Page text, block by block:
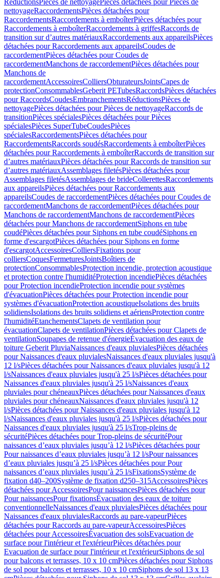
RéductionsPièces de nettoyagePièces détachées pour Pièces de
nettoyageRaccordementsPièces détachées pour
RaccordementsRaccordements à emboîterPièces détachées pour
Raccordements à emboîterRaccordements à griffesRaccords de
transition sur d’autres matériauxRaccordements aux appareilsPièces
détachées pour Raccordements aux appareilsCoudes de
raccordementPièces détachées pour Coudes de
raccordementManchons de raccordementPièces détachées pour
Manchons de
raccordementAccessoiresColliersObturateursJointsCapes de
protectionConsommablesGeberit PETubesRaccordsPièces détachées
pour RaccordsCoudesEmbranchementsRéductionsPièces de
nettoyagePièces détachées pour Pièces de nettoyageRaccords de
transitionPièces spécialesPièces détachées pour Pièces
spécialesPièces SuperTubeCoudesPièces
spécialesRaccordementsPièces détachées pour
RaccordementsRaccords soudésRaccordements à emboîterPièces
détachées pour Raccordements à emboîterRaccords de transition sur
d’autres matériauxPièces détachées pour Raccords de transition sur
d’autres matériauxAssemblages filetésPièces détachées pour
Assemblages filetésAssemblages de brideCollerettesRaccordements
aux appareilsPièces détachées pour Raccordements aux
appareilsCoudes de raccordementPièces détachées pour Coudes de
raccordementManchons de raccordementPièces détachées pour
Manchons de raccordementManchons de raccordementPièces
détachées pour Manchons de raccordementSiphons en tube
coudéPièces détachées pour Siphons en tube coudéSiphons en
forme d'escargotPièces détachées pour Siphons en forme
d'escargotAccessoiresColliersFixations pour
colliersCoquesFermeturesJointsBoîtiers de
protectionConsommablesProtection incendie, protection acoustique
et protection contre l'humiditéProtection incendiePièces détachées
pour Protection incendieProtection incendie pour systèmes
d'évacuationPièces détachées pour Protection incendie pour
systèmes d'évacuationProtection acoustiqueIsolations des bruits
solidiensIsolations des bruits solidiens et aériensProtection contre
l'humiditéEtanchementsClapets de ventilation pour
évacuationClapets de ventilationPièces détachées pour Clapets de
ventilationSoupapes de retenue d'énergieÉvacuation des eaux de
toiture Geberit PluviaNaissances d'eaux pluvialesPièces détachées
pour Naissances d'eaux pluvialesNaissances d'eaux pluviales jusqu'à
12 l/sPièces détachées pour Naissances d'eaux pluviales jusqu'à 12
l/sNaissances d'eaux pluviales jusqu'à 25 l/sPièces détachées pour
Naissances d'eaux pluviales jusqu'à 25 l/sNaissances d'eaux
pluviales pour chéneauxPièces détachées pour Naissances d'eaux
pluviales pour chéneauxNaissances d'eaux pluviales jusqu'à 12
l/sPièces détachées pour Naissances d'eaux pluviales jusqu'à 12
l/sNaissances d'eaux pluviales jusqu'à 25 l/sPièces détachées pour
Naissances d'eaux pluviales jusqu'à 25 l/sTrop-pleins de
sécuritéPièces détachées pour Trop-pleins de sécuritéPour
naissances d’eaux pluviales jusqu’à 12 l/sPièces détachées pour
Pour naissances d’eaux pluviales jusqu’à 12 l/sPour naissances
d’eaux pluviales jusqu’à 25 l/sPièces détachées pour Pour
naissances d’eaux pluviales jusqu’à 25 l/sFixationsSystème de
fixation d40–200Système de fixation d250–315AccessoiresPièces
détachées pour AccessoiresPour naissancesPièces détachées pour
Pour naissancesPour fixationsÉvacuation des eaux de toiture
conventionnelleNaissances d'eaux pluvialesPièces détachées pour
Naissances d'eaux pluvialesRaccords au pare-vapeurPièces
détachées pour Raccords au pare-vapeurAccessoiresPièces
détachées pour AccessoiresÉvacuation des solsEvacuation de
surface pour l'intérieur et l'extérieurPièces détachées pour
Evacuation de surface pour l'intérieur et l'extérieurSiphons de sol
pour balcons et terrasses, 10 x 10 cmPièces détachées pour Siphons
de sol pour balcons et terrasses, 10 x 10 cmSiphons de sol 13 x 13